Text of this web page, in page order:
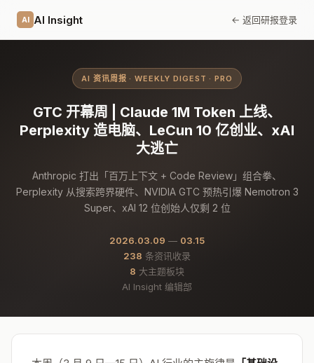
AI AI Insight ← 返回研报登录
AI 资讯周报 · WEEKLY DIGEST · PRO
GTC 开幕周 | Claude 1M Token 上线、
Perplexity 造电脑、LeCun 10 亿创业、xAI
大逃亡
Anthropic 打出「百万上下文 + Code Review」组合拳、
Perplexity 从搜索跨界硬件、NVIDIA GTC 预热引爆 Nemotron 3
Super、xAI 12 位创始人仅剩 2 位
2026.03.09 — 03.15
238 条资讯收录
8 大主题板块
AI Insight 编辑部